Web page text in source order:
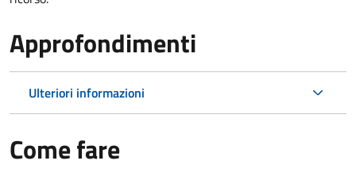
Approfondimenti
Ulteriori informazioni
Come fare